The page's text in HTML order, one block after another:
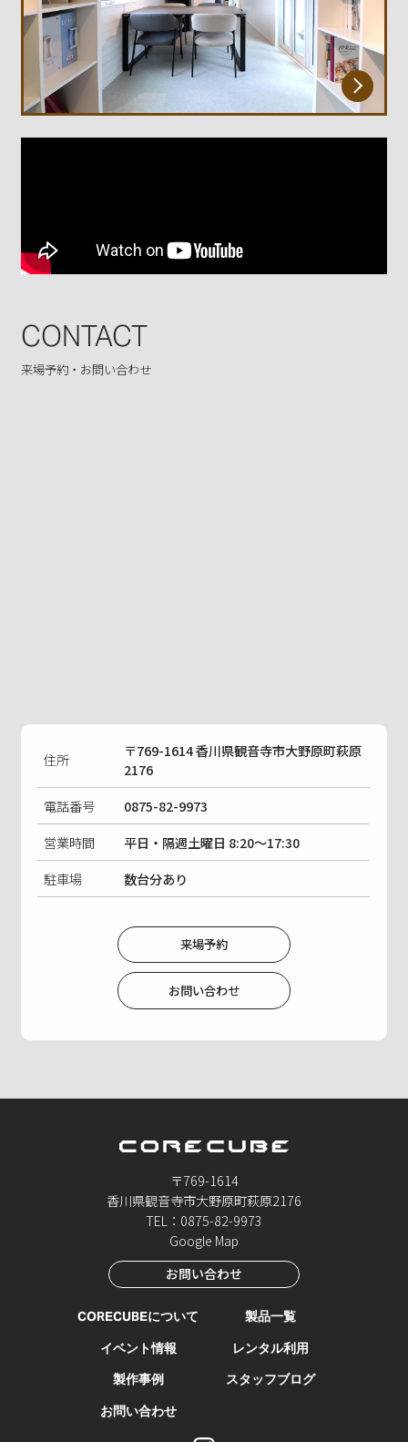
CONTACT
来場予約・お問い合わせ
住所
〒769-1614 香川県観音寺市大野原町萩原
2176
電話番号
0875-82-9973
営業時間
平日・隔週土曜日 8:20〜17:30
駐車場
数台分あり
来場予約
お問い合わせ
〒769-1614
香川県観音寺市大野原町萩原2176
TEL：0875-82-9973
Google Map
お問い合わせ
CORECUBEについて
製品一覧
イベント情報
レンタル利用
製作事例
スタッフブログ
お問い合わせ